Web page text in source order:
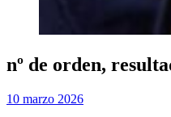
nº de orden,
porExamen MIR
Publicada
10 marzo 2026